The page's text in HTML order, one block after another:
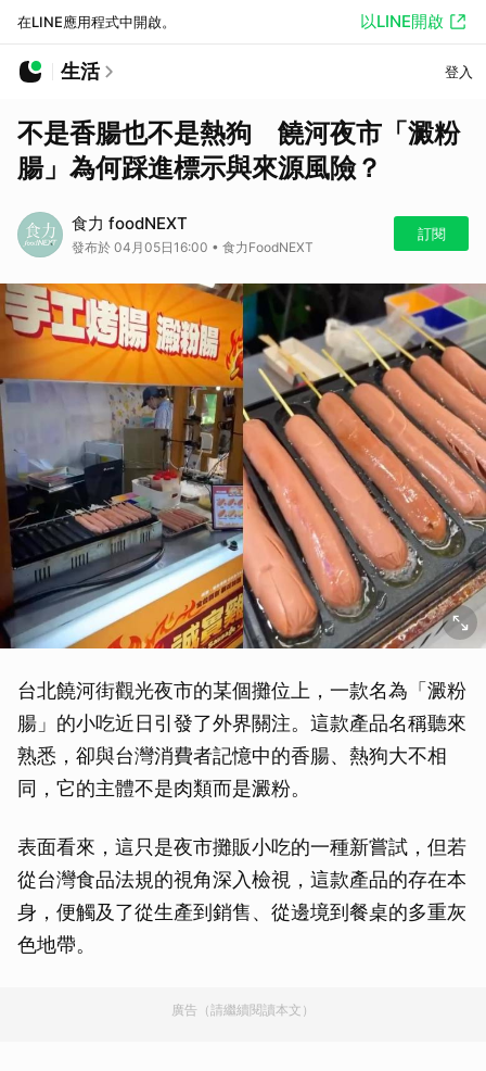
在LINE應用程式中開啟。 以LINE開啟
生活 登入
不是香腸也不是熱狗 饒河夜市「澱粉
腸」為何踩進標示與來源風險？
食力 foodNEXT
發布於 04月05日16:00 • 食力FoodNEXT
訂閱
台北饒河街觀光夜市的某個攤位上，一款名為「澱粉
腸」的小吃近日引發了外界關注。這款產品名稱聽來
熟悉，卻與台灣消費者記憶中的香腸、熱狗大不相
同，它的主體不是肉類而是澱粉。
表面看來，這只是夜市攤販小吃的一種新嘗試，但若
從台灣食品法規的視角深入檢視，這款產品的存在本
身，便觸及了從生產到銷售、從邊境到餐桌的多重灰
色地帶。
廣告（請繼續閱讀本文）